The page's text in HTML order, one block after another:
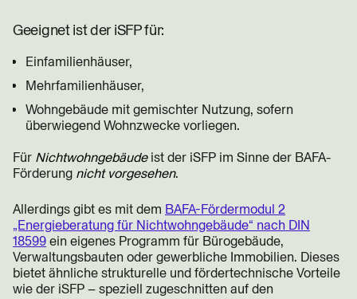
Geeignet ist der iSFP für:
Einfamilienhäuser,
Mehrfamilienhäuser,
Wohngebäude mit gemischter Nutzung, sofern
überwiegend Wohnzwecke vorliegen.
Für Nichtwohngebäudeist der iSFP im Sinne der BAFA-
Förderung nicht vorgesehen.
Allerdings gibt es mit dem BAFA-Fördermodul 2
„Energieberatung für Nichtwohngebäude“ nach DIN
18599 ein eigenes Programm für Bürogebäude,
Verwaltungsbauten oder gewerbliche Immobilien. Dieses
bietet ähnliche strukturelle und fördertechnische Vorteile
wie der iSFP – speziell zugeschnitten auf den